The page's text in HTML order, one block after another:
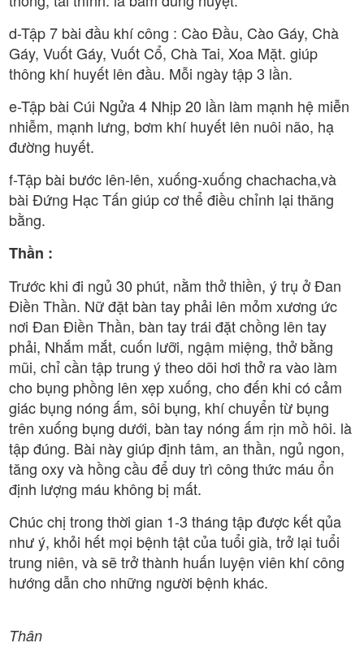
d-Tập 7 bài đầu khí công : Cào Đầu, Cào Gáy, Chà
Gáy, Vuốt Gáy, Vuốt Cổ, Chà Tai, Xoa Mặt. giúp
thông khí huyết lên đầu. Mỗi ngày tập 3 lần.
e-Tập bài Cúi Ngửa 4 Nhịp 20 lần làm mạnh hệ miễn
nhiễm, mạnh lưng, bơm khí huyết lên nuôi não, hạ
đường huyết.
f-Tập bài bước lên-lên, xuống-xuống chachacha,và
bài Đứng Hạc Tấn giúp cơ thể điều chỉnh lại thăng
bằng.
Thần :
Trước khi đi ngủ 30 phút, nằm thở thiền, ý trụ ở Đan
Điền Thần. Nữ đặt bàn tay phải lên mỏm xương ức
nơi Đan Điền Thần, bàn tay trái đặt chồng lên tay
phải, Nhắm mắt, cuốn lưỡi, ngậm miệng, thở bằng
mũi, chỉ cần tập trung ý theo dõi hơi thở ra vào làm
cho bụng phồng lên xẹp xuống, cho đến khi có cảm
giác bụng nóng ấm, sôi bụng, khí chuyển từ bụng
trên xuống bụng dưới, bàn tay nóng ấm rịn mồ hôi. là
tập đúng. Bài này giúp định tâm, an thần, ngủ ngon,
tăng oxy và hồng cầu để duy trì công thức máu ổn
định lượng máu không bị mất.
Chúc chị trong thời gian 1-3 tháng tập được kết qủa
như ý, khỏi hết mọi bệnh tật của tuổi già, trở lại tuổi
trung niên, và sẽ trở thành huấn luyện viên khí công
hướng dẫn cho những người bệnh khác.
Thân